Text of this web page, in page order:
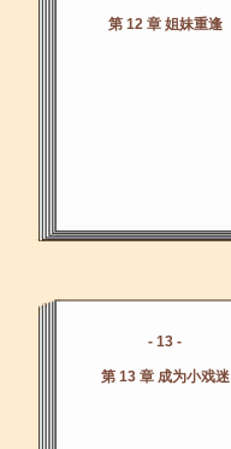
第 12 章 姐妹重逢
- 13 -
第 13 章 成为小戏迷